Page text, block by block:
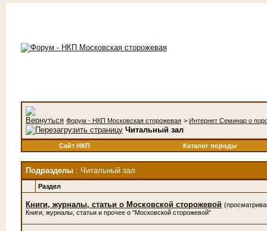
Форум - НКП Московская сторожевая > Интернет Семинар о
Читальный зал
Сайт НКП Каталог породы
Подразделы : Читальный зал
Раздел
Книги, журналы, статьи о Московской сторожевой
Книги, журналы, статьи и прочее о "Московской сторожевой"